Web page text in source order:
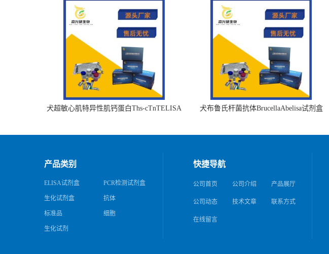
犬超敏心肌特异性肌钙蛋白Ths-cTnTELISA
犬布鲁氏杆菌抗体BrucellaAbelisa试剂盒
产品类别
ELISA试剂盒 PCR检测试剂盒
生化试剂盒 抗体
标准品 细胞
生化试剂
快捷导航
公司首页 公司介绍 产品展厅
公司动态 技术文章 联系方式
在线留言